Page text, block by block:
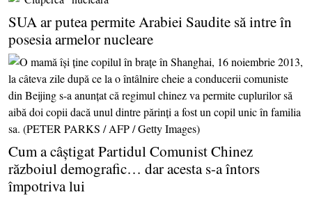
SUA ar putea permite Arabiei Saudite să intre în
posesia armelor nucleare
Cum a câştigat Partidul Comunist Chinez
războiul demografic… dar acesta s-a întors
împotriva lui